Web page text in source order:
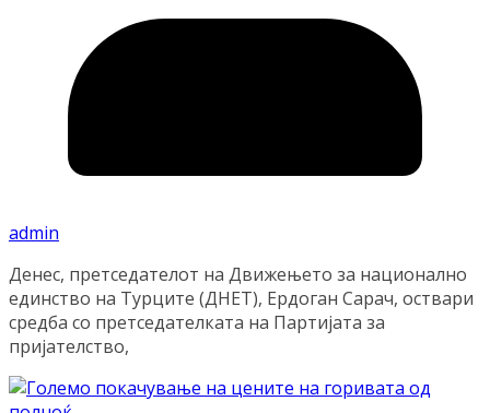
admin
Денес, претседателот на Движењето за национално
единство на Турците (ДНЕТ), Ердоган Сарач, оствари
средба со претседателката на Партијата за
пријателство,